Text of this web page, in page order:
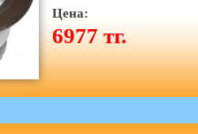
Цена:
6977 тг.